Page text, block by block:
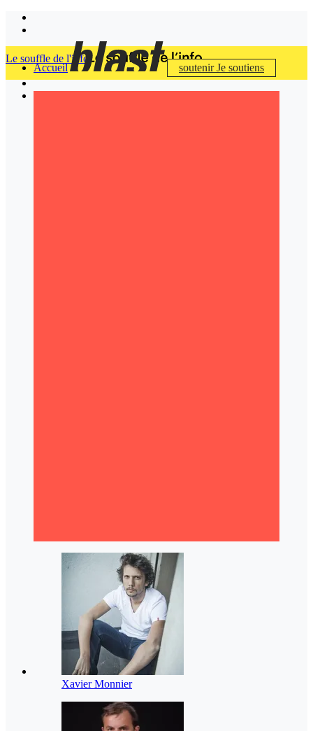
Accueil soutenirJe soutiens
Le souffle de l'info
Xavier Monnier